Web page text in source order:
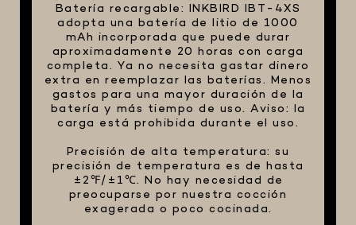
Batería recargable: INKBIRD IBT-4XS
adopta una batería de litio de 1000
mAh incorporada que puede durar
aproximadamente 20 horas con carga
completa. Ya no necesita gastar dinero
extra en reemplazar las baterías. Menos
gastos para una mayor duración de la
batería y más tiempo de uso. Aviso: la
carga está prohibida durante el uso.
Precisión de alta temperatura: su
precisión de temperatura es de hasta
±2℉/±1℃. No hay necesidad de
preocuparse por nuestra cocción
exagerada o poco cocinada.